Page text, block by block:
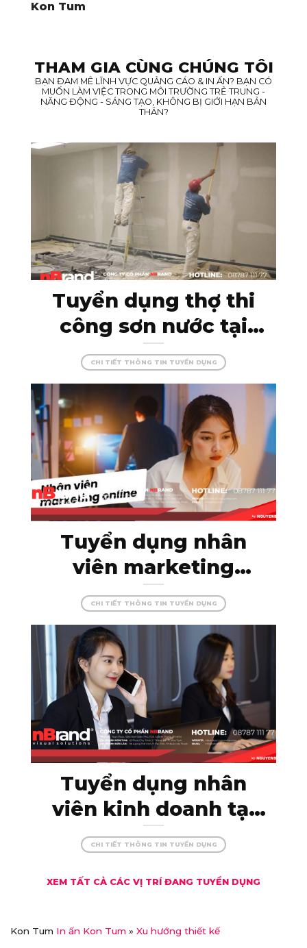
Kon Tum
THAM GIA CÙNG CHÚNG TÔI
BẠN ĐAM MÊ LĨNH VỰC QUẢNG CÁO & IN ẤN? BẠN CÓ
MUỐN LÀM VIỆC TRONG MÔI TRƯỜNG TRẺ TRUNG -
NĂNG ĐỘNG - SÁNG TẠO, KHÔNG BỊ GIỚI HẠN BẢN
THÂN?
Tuyển dụng thợ thi
công sơn nước tại
Kon Tum – đam mê
cùng màu sắc, tạo
dựng những công
trình hoàn hảo!
CHI TIẾT THÔNG TIN TUYỂN DỤNG
Tuyển dụng nhân
viên marketing
online – thỏa sức
sáng tạo cùng
nBrand!
CHI TIẾT THÔNG TIN TUYỂN DỤNG
Tuyển dụng nhân
viên kinh doanh tại
Kon Tum – thu nhập
khủng, đãi ngộ xịn!
CHI TIẾT THÔNG TIN TUYỂN DỤNG
XEM TẤT CẢ CÁC VỊ TRÍ ĐANG TUYỂN DỤNG
Kon Tum In ấn Kon Tum » Xu hướng thiết kế